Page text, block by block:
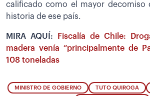
calificado como el mayor decomiso
historia de ese país.
MIRA AQUÍ:
Fiscalía de Chile:
madera venía “principalmente de
108 toneladas
MINISTRO DE GOBIERNO TUTO QUIROGA